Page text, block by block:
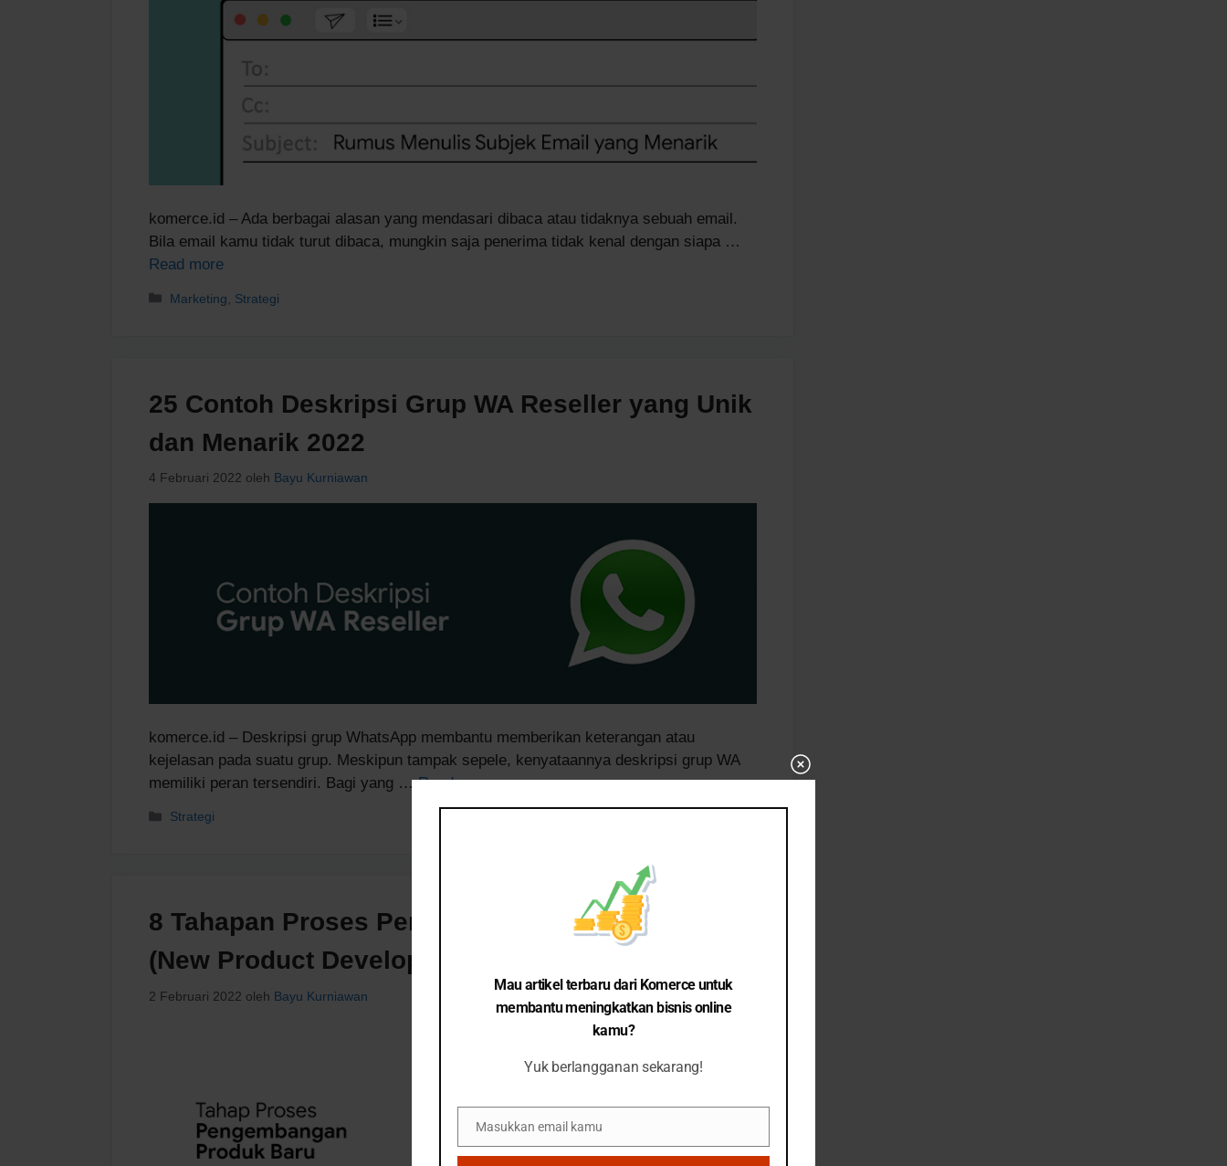
komerce.id – Ada berbagai alasan yang mendasari dibaca atau tidaknya sebuah email.
Bila email kamu tidak turut dibaca, mungkin saja penerima tidak kenal dengan siapa …
Read more
Kategori
Marketing Strategi
25 Contoh Deskripsi Grup WA Reseller yang Unik
dan Menarik 2022
4 Februari 2022 oleh Bayu Kurniawan
komerce.id – Deskripsi grup WhatsApp membantu memberikan keterangan atau
kejelasan pada suatu grup. Meskipun tampak sepele, kenyataannya deskripsi grup WA
memiliki peran tersendiri. Bagi yang …Read more
Kategori
Strategi
8 Tahapan Proses Pengembangan Produk Baru
(New Product Development)
2 Februari 2022 oleh Bayu Kurniawan
Mau artikel terbaru dari Komerce untuk
membantu meningkatkan bisnis online
kamu?
Yuk berlangganan sekarang!
Email
Masukkan email kamu